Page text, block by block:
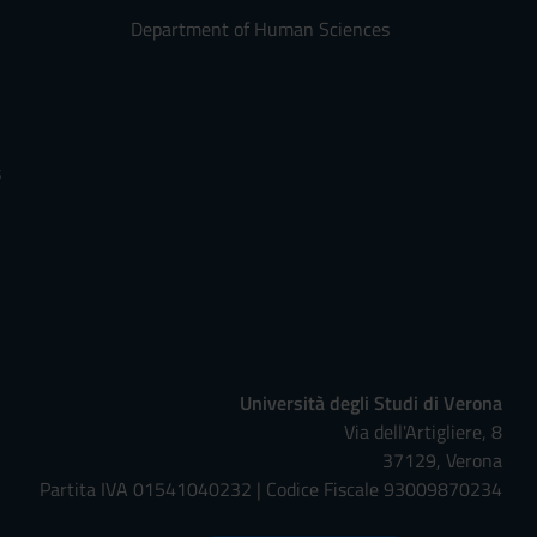
Department of Human Sciences
Università degli Studi di Verona
Via dell'Artigliere, 8
37129, Verona
Partita IVA 01541040232 | Codice Fiscale 93009870234